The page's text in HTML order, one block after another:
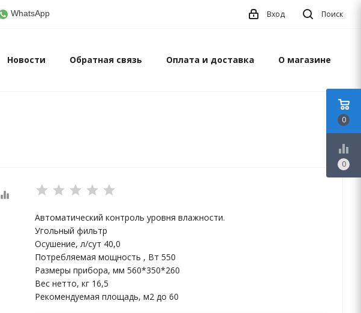
WhatsApp Вход Поиск
Новости Обратная связь Оплата и доставка О магазине
0
equalizer
0
equalizer
Автоматический контроль уровня влажности.
Угольный фильтр
Осушение, л/сут 40,0
Потребляемая мощность , Вт 550
Размеры прибора, мм 560*350*260
Вес нетто, кг 16,5
Рекомендуемая площадь, м2 до 60